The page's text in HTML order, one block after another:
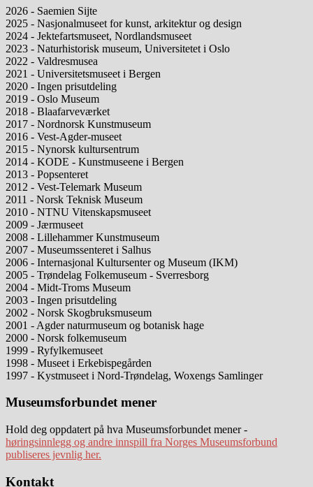
2026 - Saemien Sijte
2025 - Nasjonalmuseet for kunst, arkitektur og design
2024 - Jektefartsmuseet, Nordlandsmuseet
2023 - Naturhistorisk museum, Universitetet i Oslo
2022 - Valdresmusea
2021 - Universitetsmuseet i Bergen
2020 - Ingen prisutdeling
2019 - Oslo Museum
2018 - Blaafarveværket
2017 - Nordnorsk Kunstmuseum
2016 - Vest-Agder-museet
2015 - Nynorsk kultursentrum
2014 - KODE - Kunstmuseene i Bergen
2013 - Popsenteret
2012 - Vest-Telemark Museum
2011 - Norsk Teknisk Museum
2010 - NTNU Vitenskapsmuseet
2009 - Jærmuseet
2008 - Lillehammer Kunstmuseum
2007 - Museumssenteret i Salhus
2006 - Internasjonal Kultursenter og Museum (IKM)
2005 - Trøndelag Folkemuseum - Sverresborg
2004 - Midt-Troms Museum
2003 - Ingen prisutdeling
2002 - Norsk Skogbruksmuseum
2001 - Agder naturmuseum og botanisk hage
2000 - Norsk folkemuseum
1999 - Ryfylkemuseet
1998 - Museet i Erkebispegården
1997 - Kystmuseet i Nord-Trøndelag, Woxengs Samlinger
Museumsforbundet mener
Hold deg oppdatert på hva Museumsforbundet mener -
høringsinnlegg og andre innspill fra Norges Museumsforbund
publiseres jevnlig her.
Footer
Kontakt